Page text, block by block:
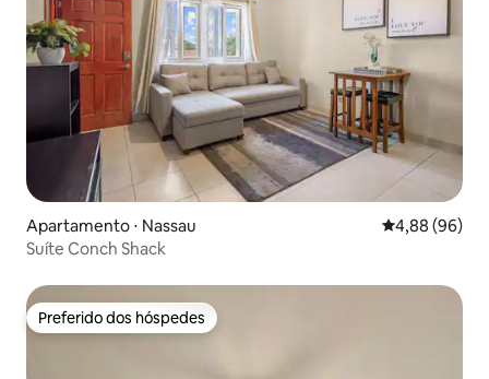
Apartamento ⋅ Nassau 4,88 de uma
4,88 (96)
Suíte Conch Shack
Preferido dos hóspedes
Preferido dos hóspedes